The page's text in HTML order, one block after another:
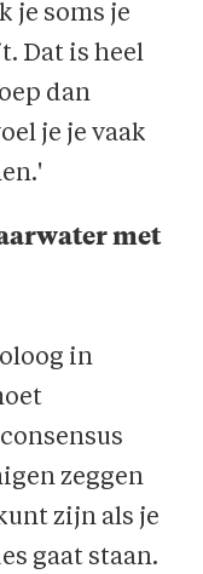
je soms je
Dat is heel
dan
je je vaak
met
in
zeggen
zijn als je
gaat staan.